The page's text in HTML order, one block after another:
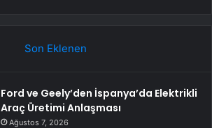
Son Eklenen
Ford ve Geely’den İspanya’da Elektrikli
Araç Üretimi Anlaşması
Ağustos 7, 2026